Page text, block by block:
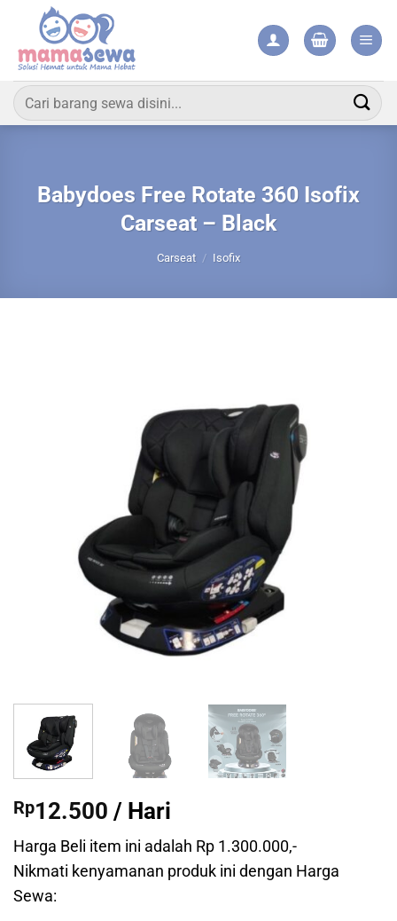
content
Pencarian
untuk:
Babydoes Free Rotate 360 Isofix
Carseat – Black
Carseat / Isofix
Rp12.500 / Hari
Harga Beli item ini adalah Rp 1.300.000,-
Nikmati kenyamanan produk ini dengan Harga
Sewa: